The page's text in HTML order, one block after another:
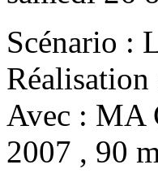
Scénario :
Avec : MA
2007 , 90